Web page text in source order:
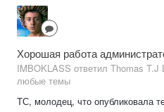
Хорошая работа
IMBOKLASS ответил Thomas T.J
любые темы
ТС, молодец, что опубликовала